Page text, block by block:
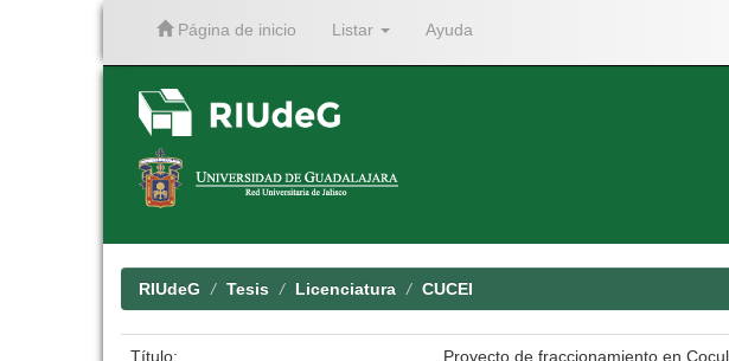
Página de inicio Listar Ayuda
RIUdeG Tesis Licenciatura CUCEI
Título: Proyecto de fraccionamiento en